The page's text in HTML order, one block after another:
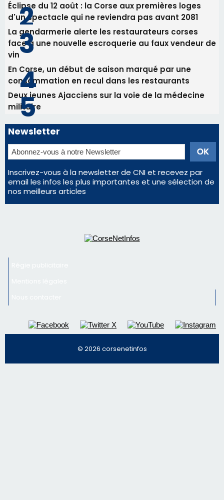
Éclipse du 12 août : la Corse aux premières loges
d'un spectacle qui ne reviendra pas avant 2081
La gendarmerie alerte les restaurateurs corses
face à une nouvelle escroquerie au faux vendeur de
vin
En Corse, un début de saison marqué par une
consommation en recul dans les restaurants
Deux jeunes Ajacciens sur la voie de la médecine
militaire
Newsletter
Inscrivez-vous à la newsletter de CNI et recevez par
email les infos les plus importantes et une sélection de
nos meilleurs articles
© 2026 corsenetinfos